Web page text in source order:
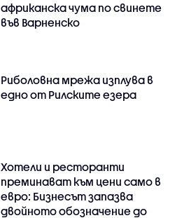
африканска чума по свинете
във Варненско
Риболовна мрежа изплува в
едно от Рилските езера
Хотели и ресторанти
преминават към цени само в
евро: Бизнесът запазва
двойното обозначение до